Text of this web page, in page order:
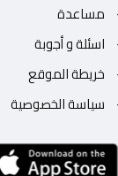
مساعدة
اسئلة و أجوبة
خريطة الموقع
سياسة الخصوصية